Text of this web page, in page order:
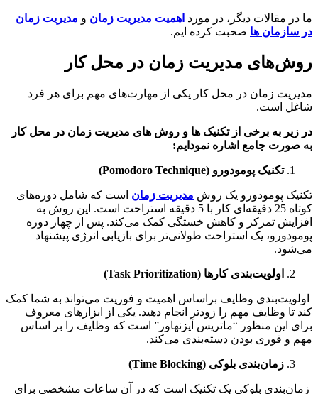
مقالات دیگر، در مورداهمیت مدیریت زمانومدیریت زمان
هاصحبت کرده ایم.
مدیریت زمان در محل کار
زمان در محل کار یکی از مهارت‌های مهم برای هر فرد
است.
به برخی از تکنیک ها و روش های مدیریت زمان در محل کار
جامع اشاره نمودایم:
تکنیک پومودورو (Pomodoro Technique)
پومودورو یک روش مدیریت زماناست که شامل دوره‌های
کوتاه 25 دقیقه‌ای کار با 5 دقیقه استراحت است. این روش به
تمرکز و کاهش خستگی کمک می‌کند. پس از چهار دوره
یک استراحت طولانی‌تر برای بازیابی انرژی پیشنهاد
اولویت‌بندی کارها (Task Prioritization)
وظایف براساس اهمیت و فوریت می‌تواند به شما کمک
وظایف مهم را زودتر انجام دهید. یکی از ابزارهای معروف
این منظور “ماتریس آیزنهاور” است که وظایف را بر اساس
و فوری بودن دسته‌بندی می‌کند.
زمان‌بندی بلوکی (Time Blocking
)
بلوکی یک تکنیک است که در آن ساعات مشخصی برای